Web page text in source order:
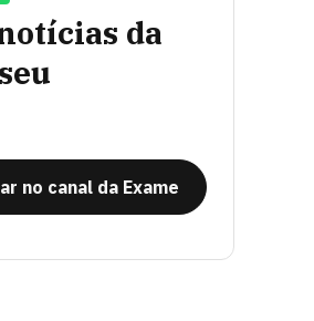
da
no canal da Exame